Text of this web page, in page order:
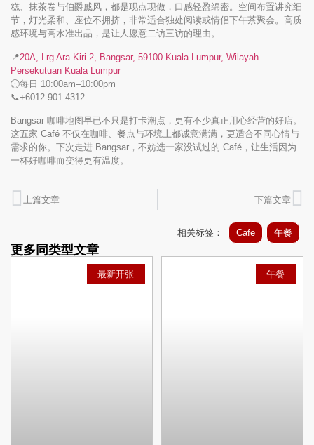
糕、抹茶卷与伯爵戚风，都是现点现做，口感轻盈绵密。空间布置讲究细
节，灯光柔和、座位不拥挤，非常适合独处阅读或情侣下午茶聚会。高质
感环境与高水准出品，是让人愿意二访三访的理由。
📍20A, Lrg Ara Kiri 2, Bangsar, 59100 Kuala Lumpur, Wilayah
Persekutuan Kuala Lumpur
🕒每日 10:00am–10:00pm
📞+6012-901 4312
Bangsar 咖啡地图早已不只是打卡潮点，更有不少真正用心经营的好店。
这五家 Café 不仅在咖啡、餐点与环境上都诚意满满，更适合不同心情与
需求的你。下次走进 Bangsar，不妨选一家没试过的 Café，让生活因为
一杯好咖啡而变得更有温度。
上篇文章 下篇文章
最新开张 午餐
相关标签： Cafe 午餐
更多同类型文章